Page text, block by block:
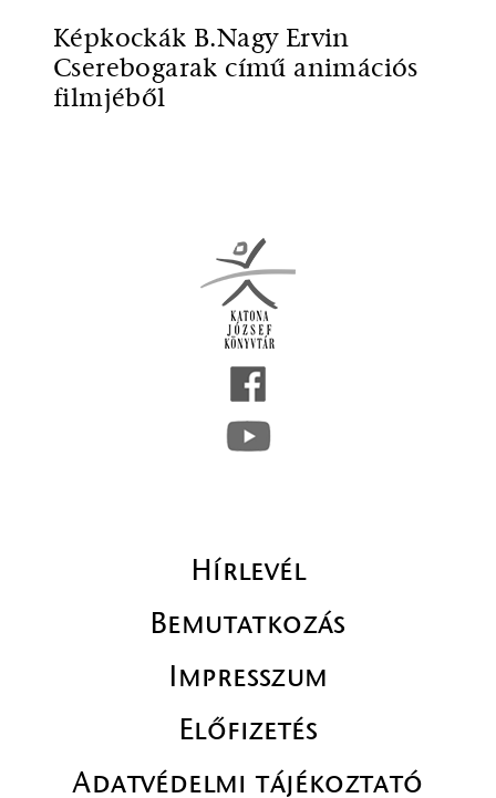
Képkockák B.Nagy Ervin
Cserebogarak című animációs
filmjéből
Hírlevél
Bemutatkozás
Impresszum
Előfizetés
Adatvédelmi tájékoztató